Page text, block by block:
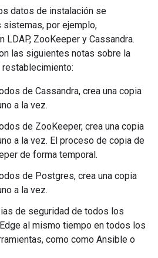
datos de instalación se
por ejemplo,
LDAP, ZooKeeper y Cassandra.
las siguientes notas sobre la
de Cassandra, crea una copia
a la vez.
de ZooKeeper, crea una copia
a la vez. El proceso de copia de
de forma temporal.
de Postgres, crea una copia
a la vez.
de seguridad de todos los
al mismo tiempo en todos los
como como Ansible o